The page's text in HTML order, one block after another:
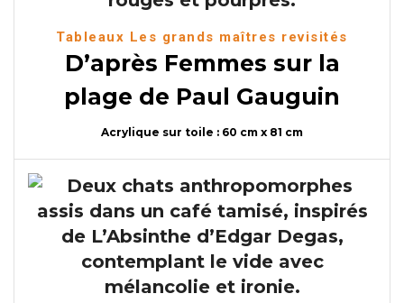
Tableaux Les grands maîtres revisités
D’après Femmes sur la
plage de Paul Gauguin
Acrylique sur toile : 60 cm x 81 cm